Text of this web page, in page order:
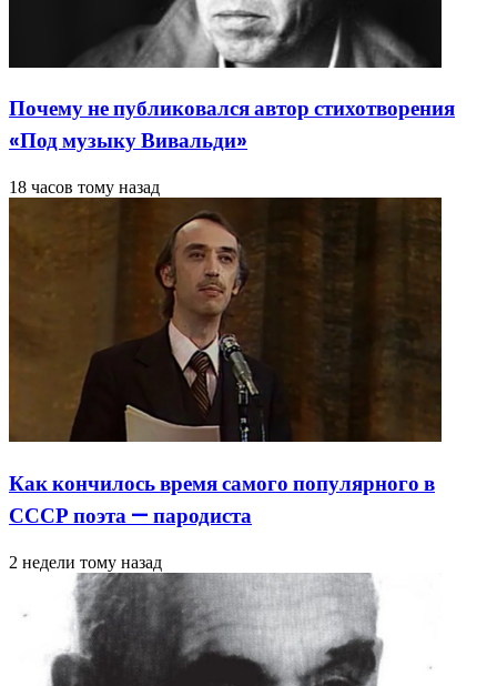
Почему не публиковался автор стихотворения
«Под музыку Вивальди»
18 часов тому назад
Как кончилось время самого популярного в
СССР поэта — пародиста
2 недели тому назад